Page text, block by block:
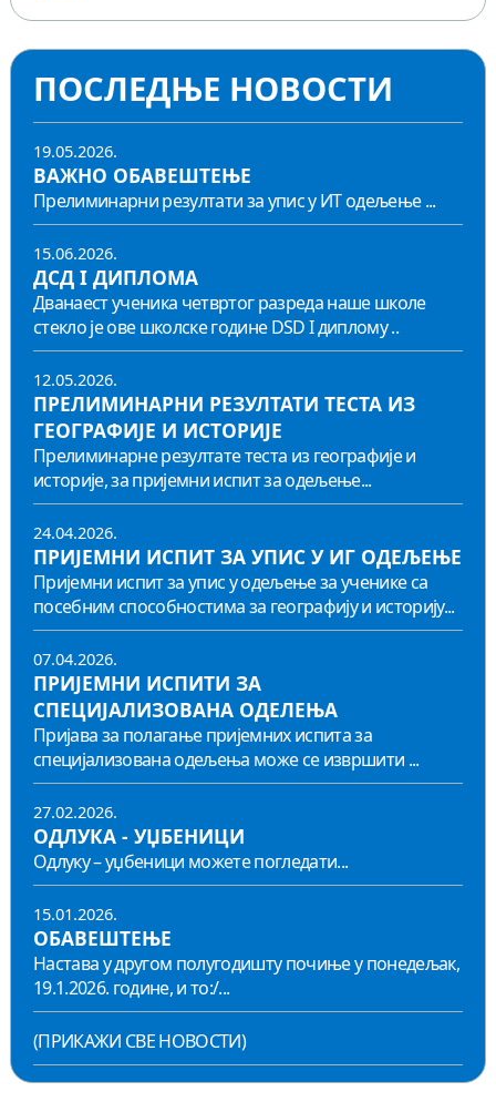
ПОСЛЕДЊЕ НОВОСТИ
19.05.2026.
ВАЖНО ОБАВЕШТЕЊЕ
Прелиминарни резултати за упис у ИТ одељење ...
15.06.2026.
ДСД I ДИПЛОМА
Дванаест ученика четвртог разреда наше школе
стекло је ове школске године DSD I диплому ..
12.05.2026.
ПРЕЛИМИНАРНИ РЕЗУЛТАТИ ТЕСТА ИЗ
ГЕОГРАФИЈЕ И ИСТОРИЈЕ
Прелиминарне резултате теста из географије и
историје, за пријемни испит за одељење...
24.04.2026.
ПРИЈЕМНИ ИСПИТ ЗА УПИС У ИГ ОДЕЉЕЊЕ
Пријемни испит за упис у одељење за ученике са
посебним способностима за географију и историју...
07.04.2026.
ПРИЈЕМНИ ИСПИТИ ЗА
СПЕЦИЈАЛИЗОВАНА ОДЕЛЕЊА
Пријава за полагање пријемних испита за
специјализована одељења може се извршити ...
27.02.2026.
ОДЛУКА - УЏБЕНИЦИ
Одлуку – уџбеници можете погледати...
15.01.2026.
ОБАВЕШТЕЊЕ
Настава у другом полугодишту почиње у понедељак,
19.1.2026. године, и то:/...
(ПРИКАЖИ СВЕ НОВОСТИ)